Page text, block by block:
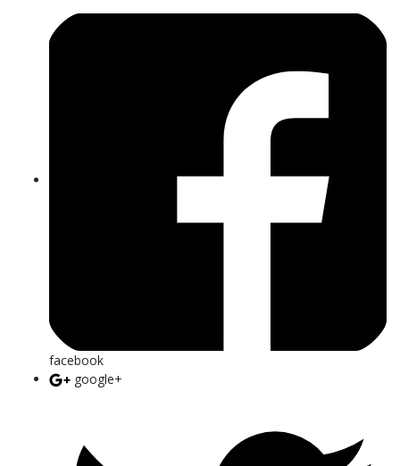
facebook
google+